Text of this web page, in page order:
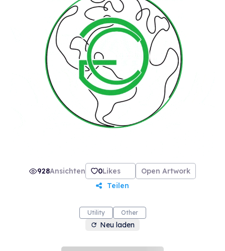
928Ansichten 0Likes
Open Artwork
Teilen
Utility Other
Neu laden